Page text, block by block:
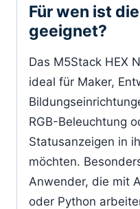
Für wen ist
geeignet?
Das M5Stack HEX
ideal für Maker,
RGB-Beleuchtung
Statusanzeigen in
möchten.
Anwender, die mit
oder Python